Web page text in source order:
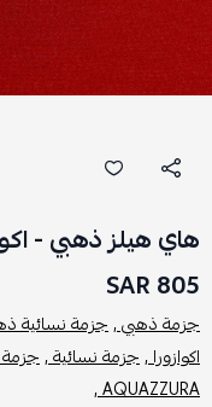
هاي هيلز ذهبي -
805 SAR
جزمة ذهبي ,جزمة نسائية
اكوازورا ,جزمة نسائية ,جزمة
AQUAZZURA ,